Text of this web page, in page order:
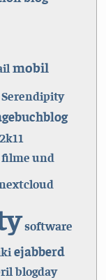
mobil
Serendipity
2k11
filme und
software
ejabberd
blogday